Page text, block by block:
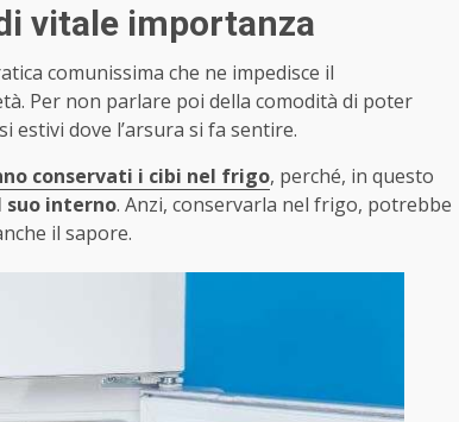
vitale importanza
comunissima che ne impedisce il
Per non parlare poi della comodità di poter
dove l’arsura si fa sentire.
conservati i cibi nel frigo, perché, in questo
interno. Anzi, conservarla nel frigo, potrebbe
il sapore.